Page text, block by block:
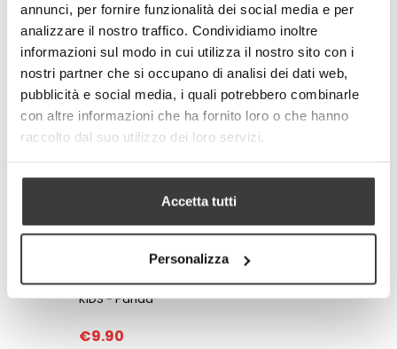
annunci, per fornire funzionalità dei social media e per
analizzare il nostro traffico. Condividiamo inoltre
informazioni sul modo in cui utilizza il nostro sito con i
nostri partner che si occupano di analisi dei dati web,
pubblicità e social media, i quali potrebbero combinarle
con altre informazioni che ha fornito loro o che hanno
raccolto dal suo utilizzo dei loro servizi.
Accetta tutti
Personalizza
KIDS - Panda
€9.90